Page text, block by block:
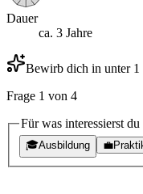
Dauer
ca. 3 Jahre
Bewirb dich in unter
Frage 1 von 4
Für was interessierst du
🎓Ausbildung 💼